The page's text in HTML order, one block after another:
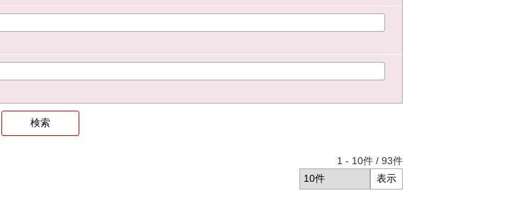
1 - 10件 / 93件